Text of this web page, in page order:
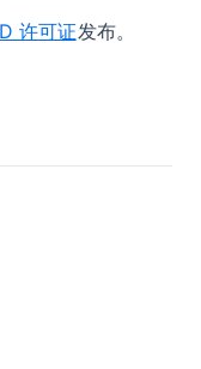
许可证发布。